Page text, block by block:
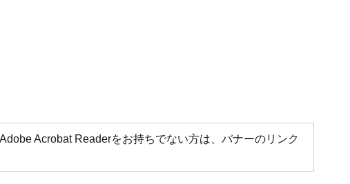
Acrobat Readerをお持ちでない方は、バナーのリンク